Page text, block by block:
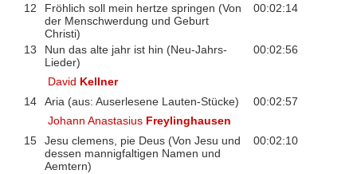
12
Fröhlich soll mein hertze springen (Von
der Menschwerdung und Geburt
Christi)
00:02:14
13
Nun das alte jahr ist hin (Neu-Jahrs-
Lieder)
00:02:56
David Kellner
14
Aria (aus: Auserlesene Lauten-Stücke)
00:02:57
Johann Anastasius Freylinghausen
15
Jesu clemens, pie Deus (Von Jesu und
dessen mannigfaltigen Namen und
Aemtern)
00:02:10